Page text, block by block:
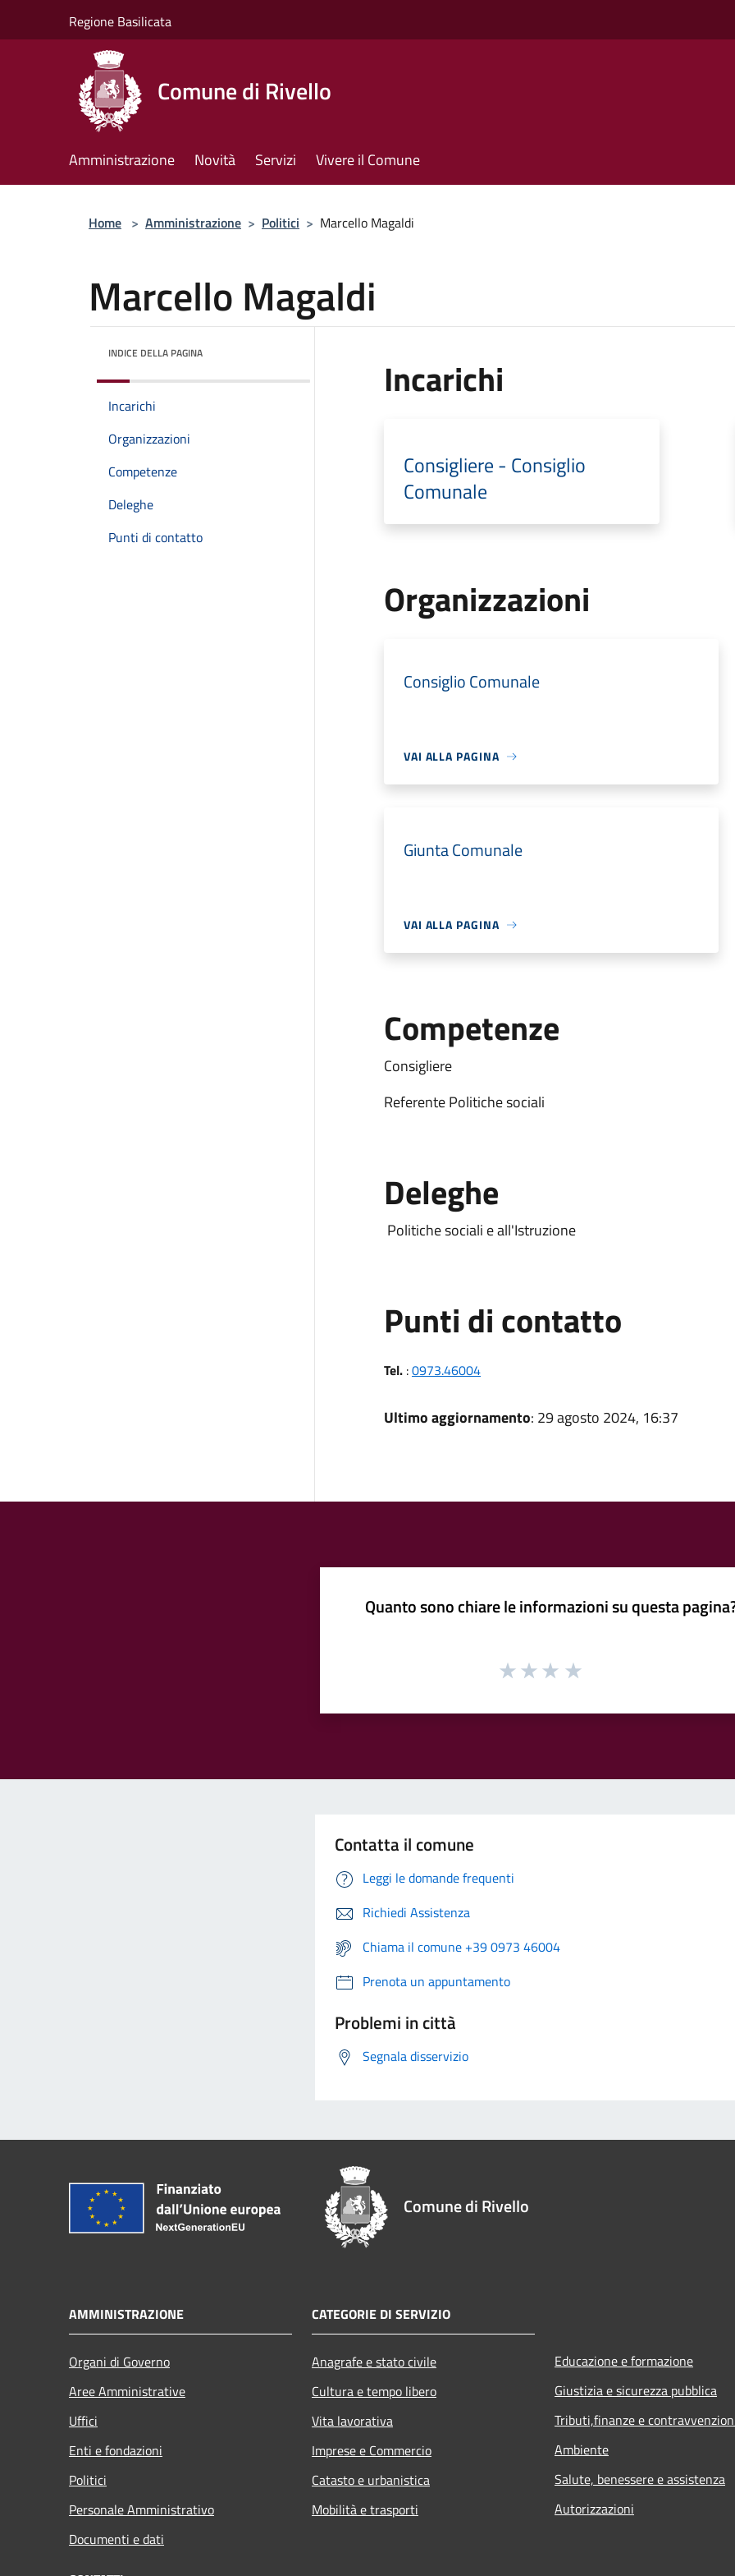
Regione Basilicata
Comune di Rivello
Amministrazione Novità Servizi Vivere il Comune
Home > Amministrazione > Politici > Marcello Magaldi
Marcello Magaldi
INDICE DELLA PAGINA
Incarichi
Organizzazioni
Competenze
Deleghe
Punti di contatto
Incarichi
Consigliere - Consiglio
Comunale
Organizzazioni
Consiglio Comunale
VAI ALLA PAGINA
Giunta Comunale
VAI ALLA PAGINA
Competenze
Consigliere
Referente Politiche sociali
Deleghe
Politiche sociali e all'Istruzione
Punti di contatto
Tel.:0973.46004
Ultimo aggiornamento: 29 agosto 2024, 16:37
Quanto sono chiare le informazioni su questa
Contatta il comune
Leggi le domande frequenti
Richiedi Assistenza
Chiama il comune +39 0973 46004
Prenota un appuntamento
Problemi in città
Segnala disservizio
Comune di Rivello
AMMINISTRAZIONE
Organi di Governo
Aree Amministrative
Uffici
Enti e fondazioni
Politici
Personale Amministrativo
Documenti e dati
CATEGORIE DI SERVIZIO
Anagrafe e stato civile
Cultura e tempo libero
Vita lavorativa
Imprese e Commercio
Catasto e urbanistica
Mobilità e trasporti
Educazione e formazione
Giustizia e sicurezza pubblica
Tributi,finanze e
Ambiente
Salute, benessere e assistenza
Autorizzazioni